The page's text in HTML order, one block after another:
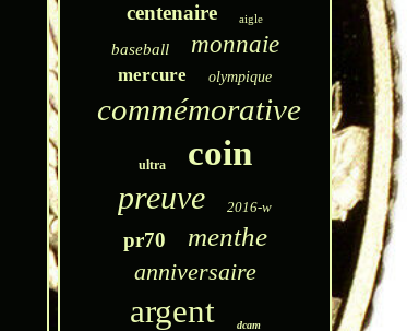
centenaire aigle
baseball monnaie
mercure olympique
commémorative
ultra coin
preuve 2016-w
pr70 menthe
anniversaire
argent dcam